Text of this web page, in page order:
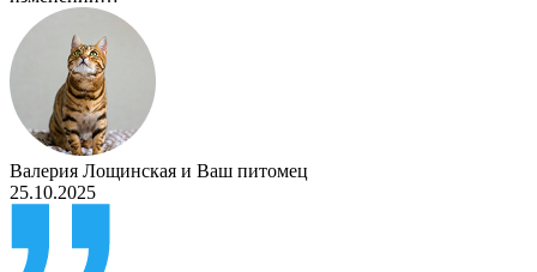
Валерия Лощинская и Ваш питомец
25.10.2025